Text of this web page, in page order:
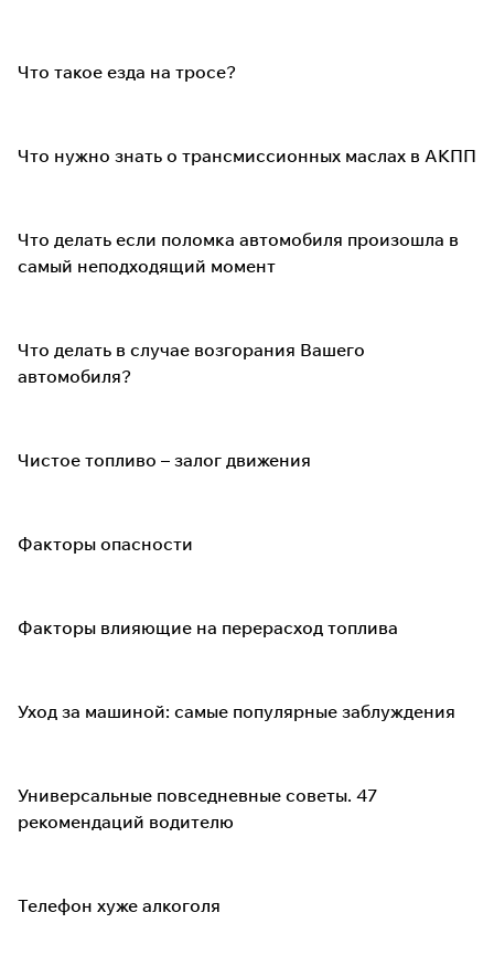
Что такое езда на тросе?
Что нужно знать о трансмиссионных маслах в АКПП
Что делать если поломка автомобиля произошла в
самый неподходящий момент
Что делать в случае возгорания Вашего
автомобиля?
Чистое топливо – залог движения
Факторы опасности
Факторы влияющие на перерасход топлива
Уход за машиной: самые популярные заблуждения
Универсальные повседневные советы. 47
рекомендаций водителю
Телефон хуже алкоголя